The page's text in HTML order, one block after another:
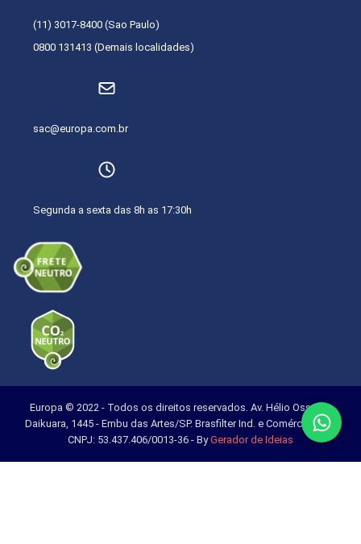
(11) 3017-8400 (Sao Paulo)
0800 131413 (Demais localidades)
sac@europa.com.br
Segunda a sexta das 8h as 17:30h
Europa © 2022 - Todos os direitos reservados. Av. Hélio Ossamu
Daikuara, 1445 - Embu das Artes/SP. Brasfilter Ind. e Comércio Ltda.
CNPJ: 53.437.406/0013-36 - ByGerador de Ideias